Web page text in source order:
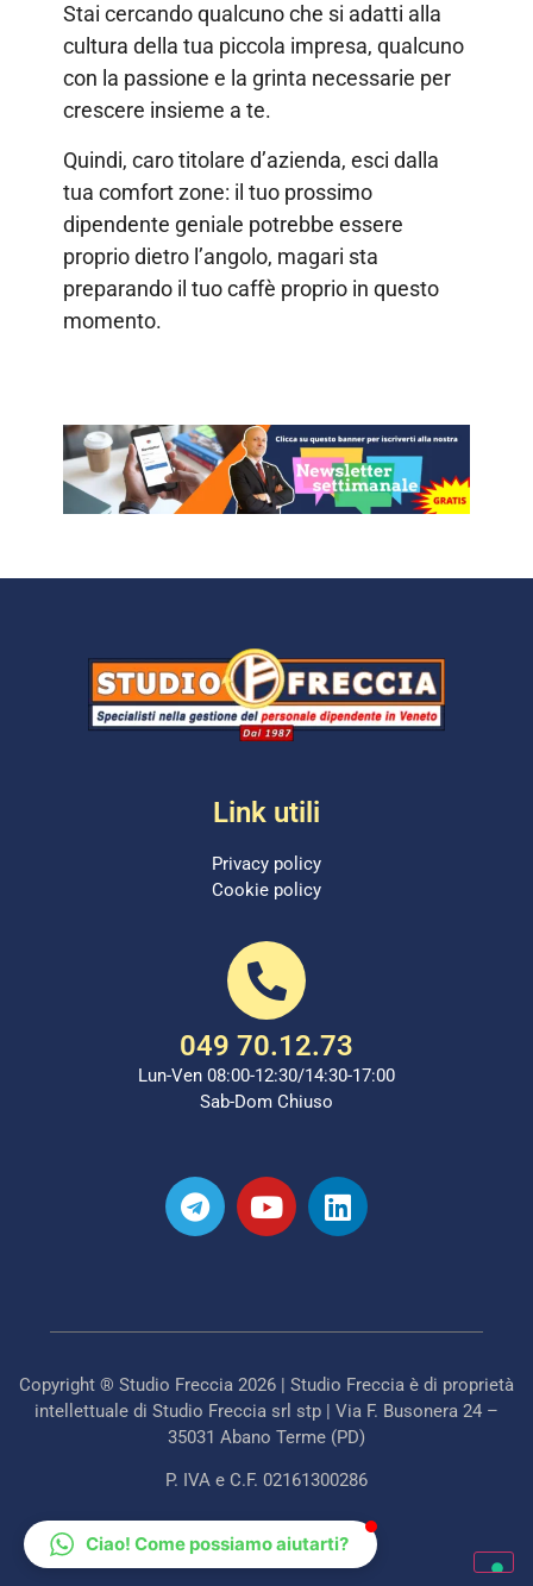
Stai cercando qualcuno che si adatti alla
cultura della tua piccola impresa, qualcuno
con la passione e la grinta necessarie per
crescere insieme a te.
Quindi, caro titolare d’azienda, esci dalla
tua comfort zone: il tuo prossimo
dipendente geniale potrebbe essere
proprio dietro l’angolo, magari sta
preparando il tuo caffè proprio in questo
momento.
Link utili
Privacy policy
Cookie policy
049 70.12.73
Lun-Ven 08:00-12:30/14:30-17:00
Sab-Dom Chiuso
Copyright ® Studio Freccia 2026 | Studio Freccia è di proprietà
intellettuale di Studio Freccia srl stp | Via F. Busonera 24 –
35031 Abano Terme (PD)
P. IVA e C.F. 02161300286
Ciao! Come possiamo aiutarti?